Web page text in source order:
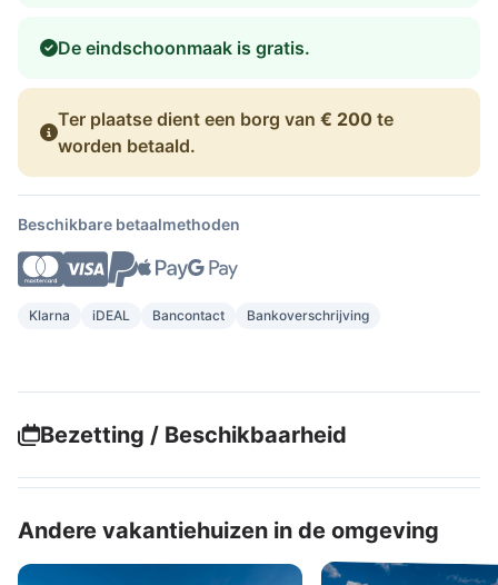
De eindschoonmaak is gratis.
Ter plaatse dient een borg van € 200 te
worden betaald.
Beschikbare betaalmethoden
Klarna iDEAL Bancontact Bankoverschrijving
Bezetting / Beschikbaarheid
Andere vakantiehuizen in de omgeving